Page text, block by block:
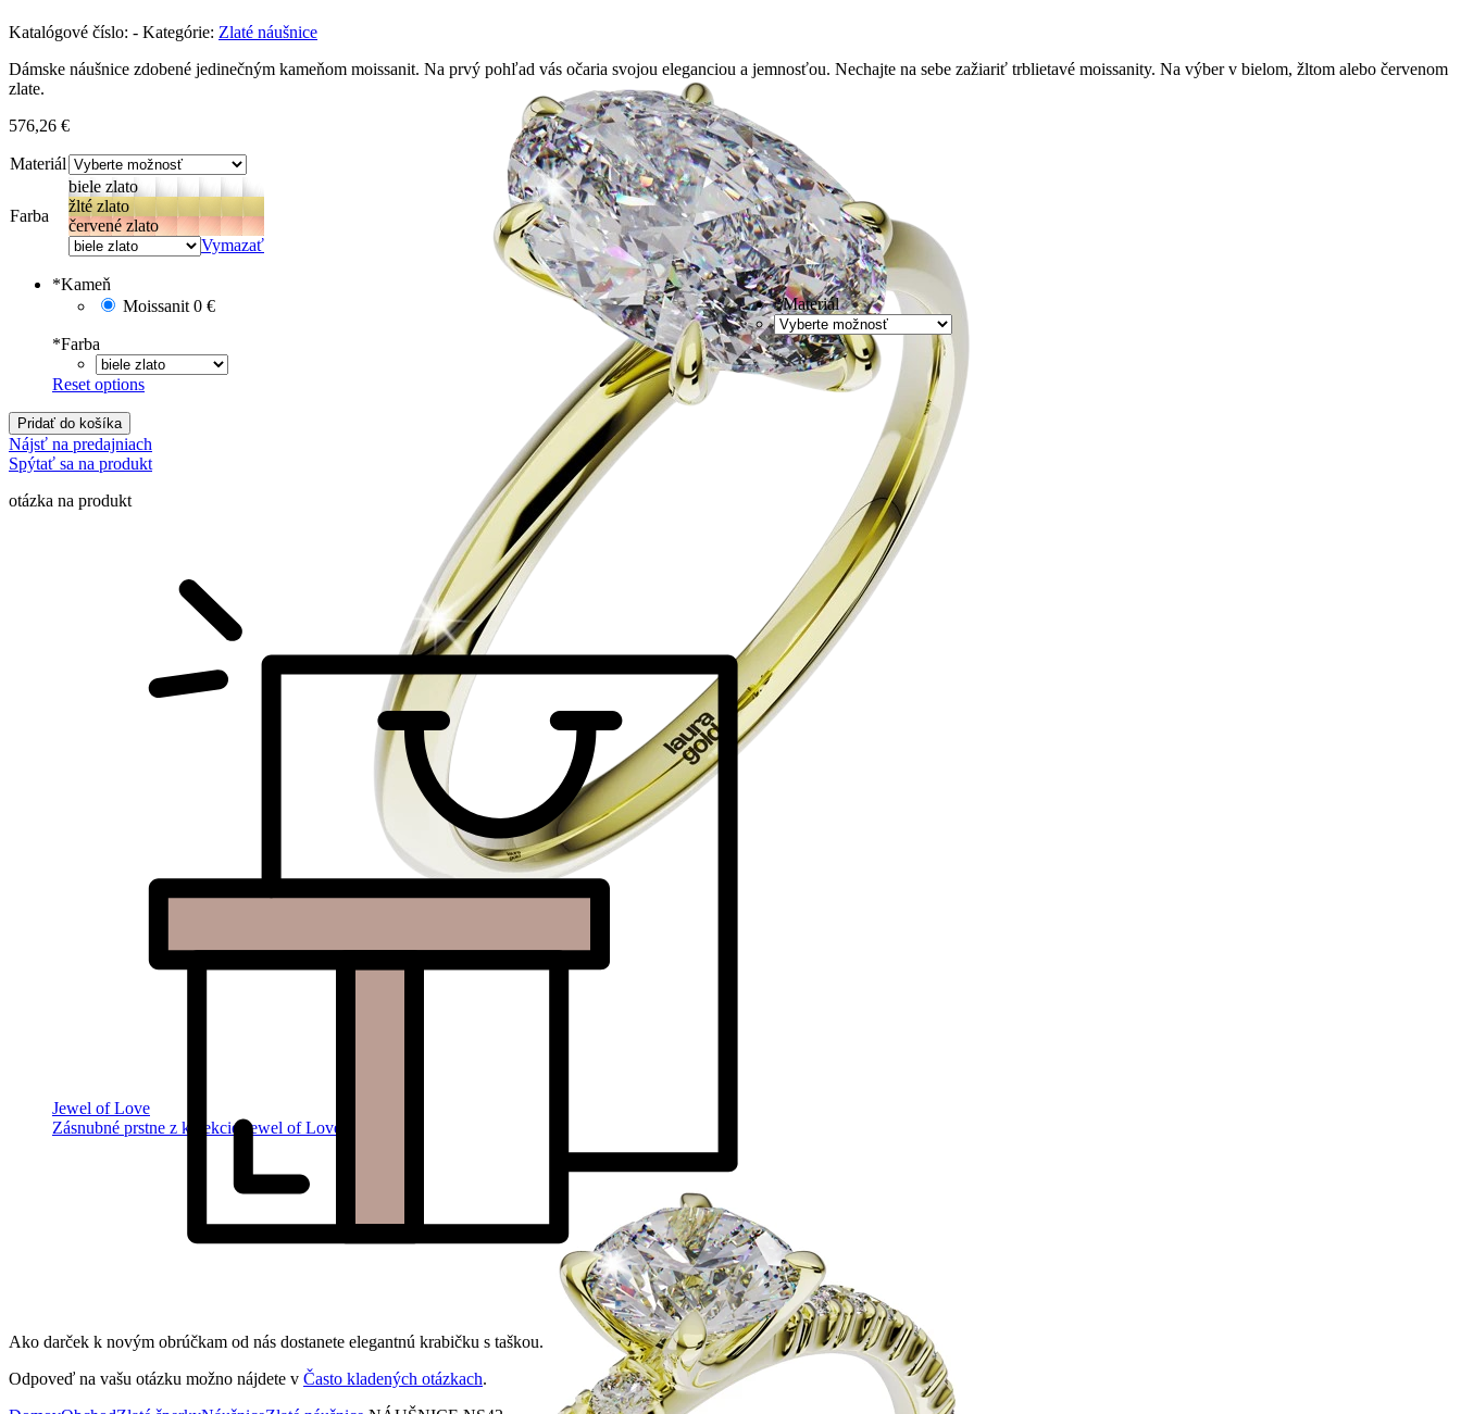
Jewel of Love
Zásnubné prstne z kolekcie Jewel of Love.
Katalógové číslo: - Kategórie: Zlaté náušnice
Dámske náušnice zdobené jedinečným kameňom moissanit. Na prvý pohľad vás očaria svojou eleganciou a jemnosťou. Nechajte na sebe zažiariť trblietavé moissanity. Na výber v bielom, žltom alebo červenom
zlate.
576,26 €
Materiál
Farba
biele zlato
žlté zlato
červené zlato
Vymazať
*Kameň
Moissanit 0 € *Materiál
*Farba
Reset options
Pridať do košíka
Nájsť na predajniach
Spýtať sa na produkt
otázka na produkt
Ako darček k novým obrúčkam od nás dostanete elegantnú krabičku s taškou.
Odpoveď na vašu otázku možno nájdete v Často kladených otázkach.